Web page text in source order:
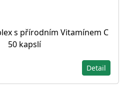
s přírodním Vitamínem C
50 kapslí
Detail